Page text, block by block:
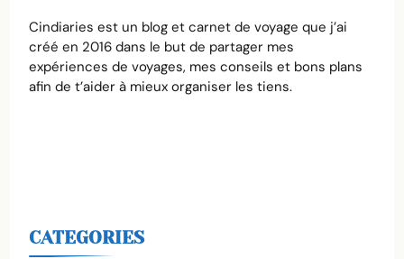
Cindiaries est un blog et carnet de voyage que j’ai
créé en 2016 dans le but de partager mes
expériences de voyages, mes conseils et bons plans
afin de t’aider à mieux organiser les tiens.
CATEGORIES